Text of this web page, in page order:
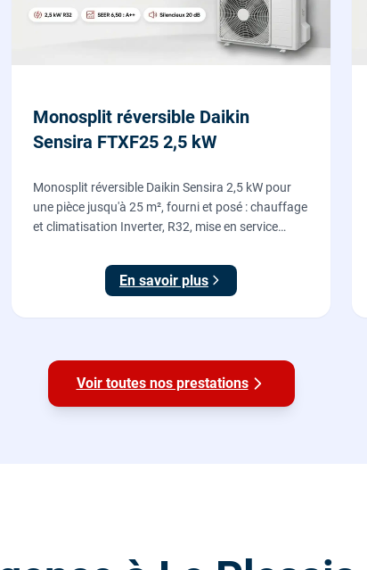
Monosplit réversible Daikin
Sensira FTXF25 2,5 kW
Monosplit réversible Daikin Sensira 2,5 kW pour
une pièce jusqu'à 25 m², fourni et posé : chauffage
et climatisation Inverter, R32, mise en service
En savoir plus
Voir toutes nos prestations